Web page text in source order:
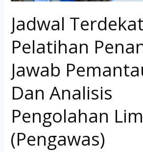
Jadwal Terdekat
Pelatihan
Jawab
Dan Analisis
Pengolahan
(Pengawas)